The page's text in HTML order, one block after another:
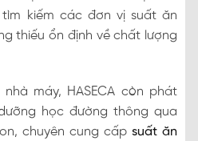
kiếm các đơn vị suất ăn
thiếu ổn định về chất lượng
máy, HASECA còn phát
học đường thông qua
chuyên cung cấp suất ăn